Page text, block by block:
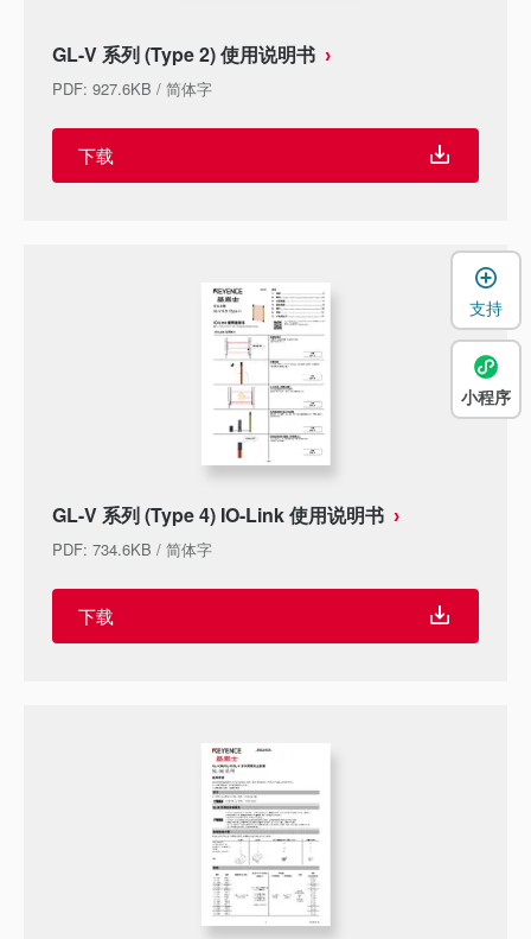
GL-V 系列 (Type 2) 使用说明书
PDF: 927.6KB / 简体字
下载
GL-V 系列 (Type 4) IO-Link 使用说明书
PDF: 734.6KB / 简体字
下载
支持
小程序